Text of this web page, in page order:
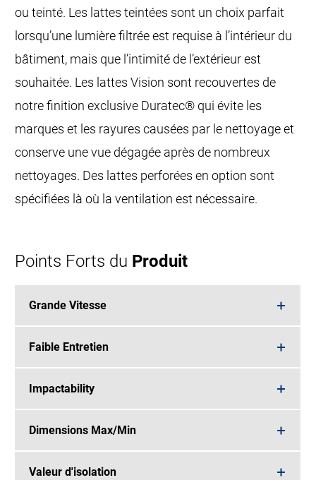
ou teinté. Les lattes teintées sont un choix parfait
lorsqu’une lumière filtrée est requise à l’intérieur du
bâtiment, mais que l’intimité de l’extérieur est
souhaitée. Les lattes Vision sont recouvertes de
notre finition exclusive Duratec® qui évite les
marques et les rayures causées par le nettoyage et
conserve une vue dégagée après de nombreux
nettoyages. Des lattes perforées en option sont
spécifiées là où la ventilation est nécessaire.
Points Forts du Produit
Grande Vitesse
Faible Entretien
Impactability
Dimensions Max/Min
Valeur d'isolation